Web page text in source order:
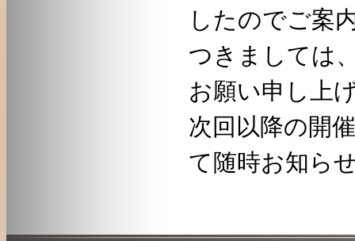
したのでご案
つきましては
お願い申し上
次回以降の開
て随時お知ら